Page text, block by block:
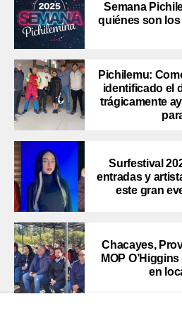
Semana
quiénes son
Pichilemu:
identificado el
trágicamente
Surfestival
entradas y
este gran
Chacayes,
MOP
en